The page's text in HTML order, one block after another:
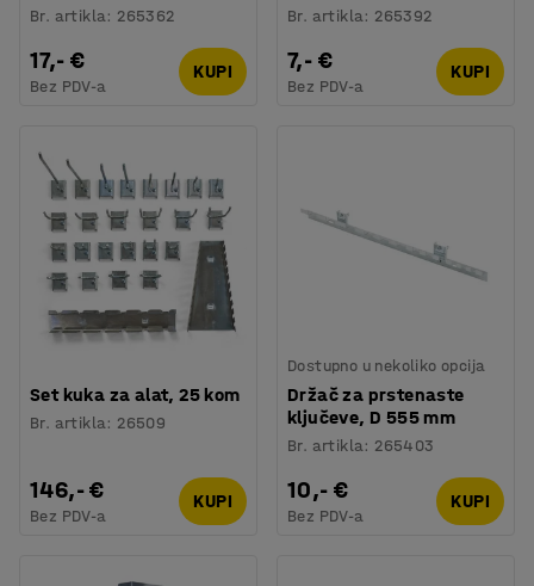
Br. artikla: 265362
17,- €
Bez PDV-a
KUPI
Br. artikla: 265392
7,- €
Bez PDV-a
KUPI
Set kuka za alat, 25 kom
Br. artikla: 26509
146,- €
Bez PDV-a
KUPI
Dostupno u nekoliko opcija
Držač za prstenaste
ključeve, D 555 mm
Br. artikla: 265403
10,- €
Bez PDV-a
KUPI